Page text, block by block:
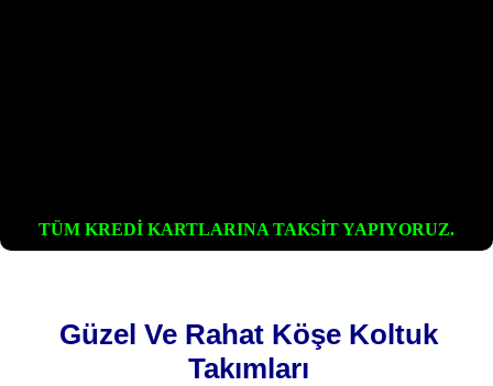
TÜM KREDİ KARTLARINA TAKSİT YAPIYORUZ.
Güzel Ve Rahat Köşe Koltuk
Takımları